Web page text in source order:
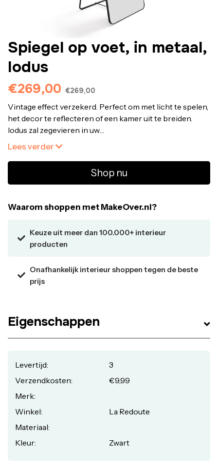
Spiegel op voet, in metaal,
Iodus
€269,00 €269,00
Vintage effect verzekerd. Perfect om met licht te spelen,
het decor te reflecteren of een kamer uit te breiden.
Iodus zal zegevieren in uw
interieur.Omschrijving • Structuur in metaal afgewerkt
: 50 cm • Hoogte : 150 cm • Dikte : 2 cmAfmetingen en
gewicht van het pakket1 pakket • L161,5 x H58,5 x D9 cm.
Lees verder
Shop nu
Waarom shoppen met MakeOver.nl?
Keuze uit meer dan 100.000+ interieur
producten
Onafhankelijk interieur shoppen tegen de beste
prijs
Eigenschappen
Levertijd:
3
Verzendkosten:
€9,99
Merk:
Winkel:
La Redoute
Materiaal:
Kleur:
Zwart